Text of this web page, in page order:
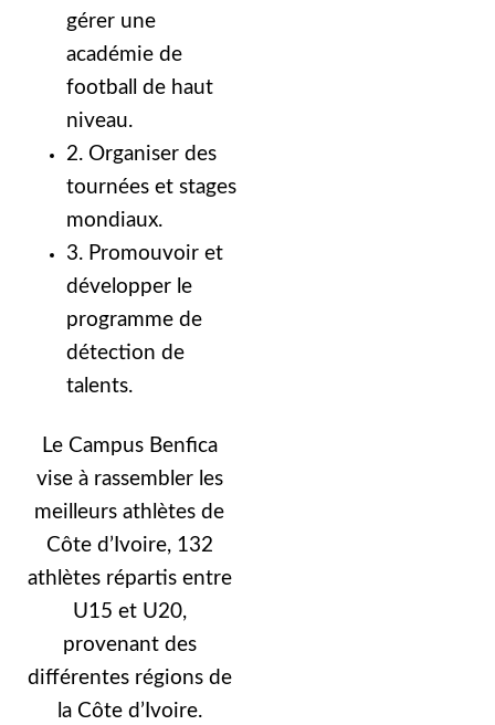
gérer une
académie de
football de haut
niveau.
2. Organiser des
tournées et stages
mondiaux.
3. Promouvoir et
développer le
programme de
détection de
talents.
Le Campus Benfica
vise à rassembler les
meilleurs athlètes de
Côte d’Ivoire, 132
athlètes répartis entre
U15 et U20,
provenant des
différentes régions de
la Côte d’Ivoire.